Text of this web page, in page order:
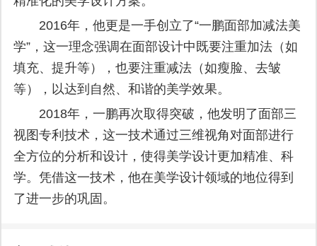
2016年，他更是一手创立了“一鹏面部加减法美
学”，这一理念强调在面部设计中既要注重加法（如
填充、提升等），也要注重减法（如瘦脸、去皱
等），以达到自然、和谐的美学效果。
2018年，一鹏再次取得突破，他发明了面部三
视图专利技术，这一技术通过三维视角对面部进行
全方位的分析和设计，使得美学设计更加精准、科
学。凭借这一技术，他在美学设计领域的地位得到
了进一步的巩固。